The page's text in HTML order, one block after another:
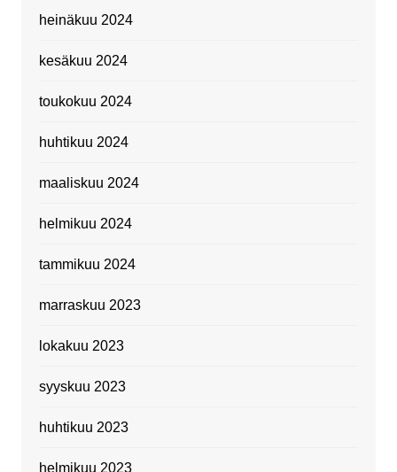
heinäkuu 2024
kesäkuu 2024
toukokuu 2024
huhtikuu 2024
maaliskuu 2024
helmikuu 2024
tammikuu 2024
marraskuu 2023
lokakuu 2023
syyskuu 2023
huhtikuu 2023
helmikuu 2023